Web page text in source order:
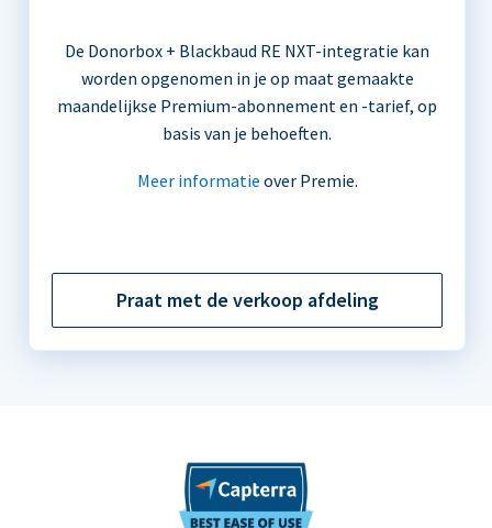
De Donorbox + Blackbaud RE NXT-integratie kan
worden opgenomen in je op maat gemaakte
maandelijkse Premium-abonnement en -tarief, op
basis van je behoeften.
Meer informatie over Premie.
Praat met de verkoop afdeling